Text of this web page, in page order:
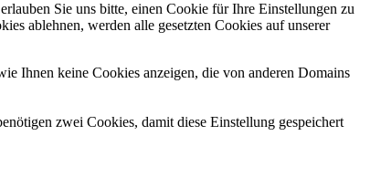
Sie uns bitte, einen Cookie für Ihre Einstellungen zu
ablehnen, werden alle gesetzten Cookies auf unserer
Ihnen keine Cookies anzeigen, die von anderen Domains
zwei Cookies, damit diese Einstellung gespeichert